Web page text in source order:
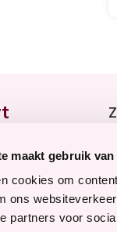
maakt gebruik
cookies om
ons
partners voor